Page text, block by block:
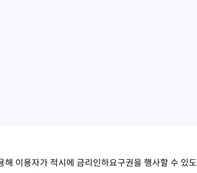
이용자가 적시에 금리인하요구권을 행사할 수 있도